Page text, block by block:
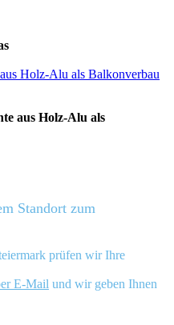
aus Holz-Alu als
Standort zum
prüfen wir Ihre
E-Mail und wir geben Ihnen